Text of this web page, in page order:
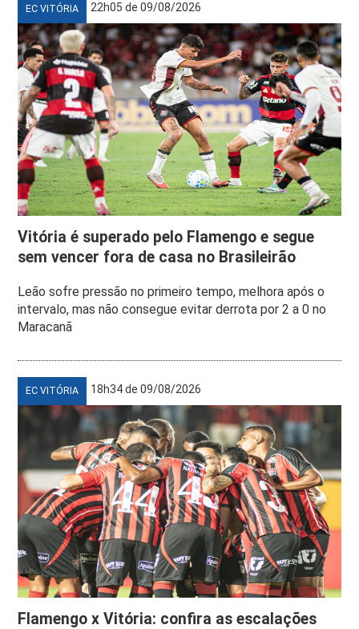
EC VITÓRIA 22h05 de 09/08/2026
Vitória é superado pelo Flamengo e segue
sem vencer fora de casa no Brasileirão
Leão sofre pressão no primeiro tempo, melhora após o
intervalo, mas não consegue evitar derrota por 2 a 0 no
Maracanã
EC VITÓRIA 18h34 de 09/08/2026
Flamengo x Vitória: confira as escalações